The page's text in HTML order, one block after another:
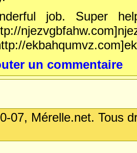
job. Super
un commentaire
07, Mérelle.net.